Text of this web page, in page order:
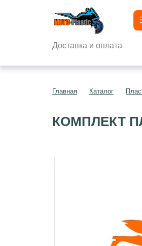
Доставка и оплата
Главная Каталог
КОМПЛЕКТ